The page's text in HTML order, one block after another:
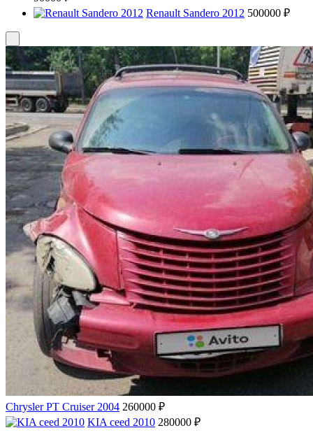
Renault Sandero 2012 500000 ₽
Chrysler PT Cruiser 2004 260000 ₽
KIA ceed 2010 280000 ₽